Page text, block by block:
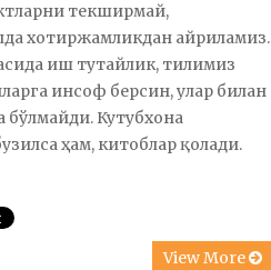
текширмай,
хотиржамликдан айриламиз.
иш тутайлик, тилимиз
инсоф берсин, улар билан
Кутубхона
ҳам, китоблар қолади.
View More